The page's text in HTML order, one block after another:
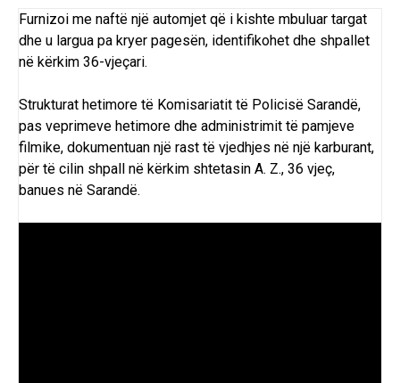
Furnizoi me naftë një automjet që i kishte mbuluar targat
dhe u largua pa kryer pagesën, identifikohet dhe shpallet
në kërkim 36-vjeçari.
Strukturat hetimore të Komisariatit të Policisë Sarandë,
pas veprimeve hetimore dhe administrimit të pamjeve
filmike, dokumentuan një rast të vjedhjes në një karburant,
për të cilin shpall në kërkim shtetasin A. Z., 36 vjeç,
banues në Sarandë.